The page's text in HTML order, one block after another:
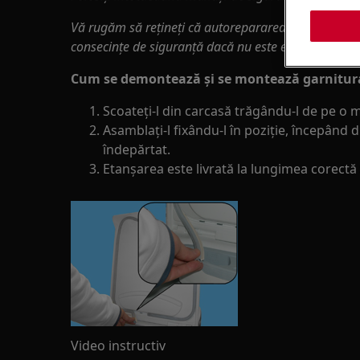
Vă rugăm să rețineți că autorepararea sau
consecințe de siguranță dacă nu este efectuată
Cum se demontează și se montează
Scoateți-l din carcasă trăgându-l de pe o
Asamblați-l fixându-l în poziție, începând
îndepărtat.
Etanșarea este livrată la lungimea
Video instructiv